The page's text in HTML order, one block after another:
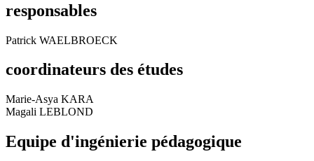
responsables
Patrick WAELBROECK
coordinateurs des études
Marie-Asya KARA
Magali LEBLOND
Equipe d'ingénierie pédagogique